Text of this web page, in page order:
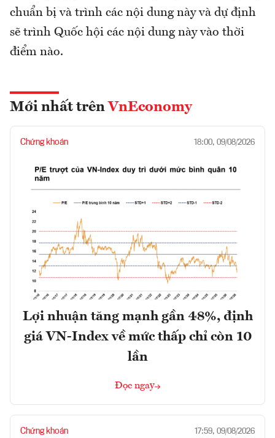
chuẩn bị và trình các nội dung này và dự định
sẽ trình Quốc hội các nội dung này vào thời
điểm nào.
Mới nhất trên VnEconomy
Chứng khoán 18:00, 09/08/2026
Lợi nhuận tăng mạnh gần 48%, định
giá VN-Index về mức thấp chỉ còn 10
lần
Đọc ngay
Chứng khoán 17:59, 09/08/2026